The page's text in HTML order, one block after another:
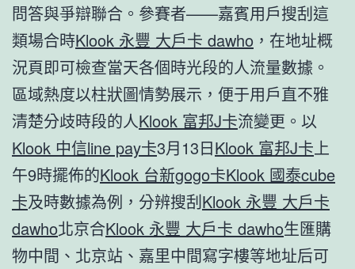
問答與爭辯聯合。參賽者——嘉賓用戶搜刮這
類場合時Klook 永豐 大戶卡 dawho ，在地址概
況頁即可檢查當天各個時光段的人流量數據。
區域熱度以柱狀圖情勢展示，便于用戶直不雅
清楚分歧時段的人Klook 富邦J卡流變更。以
Klook 中信line pay卡3月13日Klook 富邦J卡 上
午9時擺佈的Klook 台新gogo卡Klook 國泰cube
卡及時數據為例，分辨搜刮Klook 永豐 大戶卡
dawho北京合Klook 永豐 大戶卡 dawho生匯購
物中間、北京站、嘉里中間寫字樓等地址后可